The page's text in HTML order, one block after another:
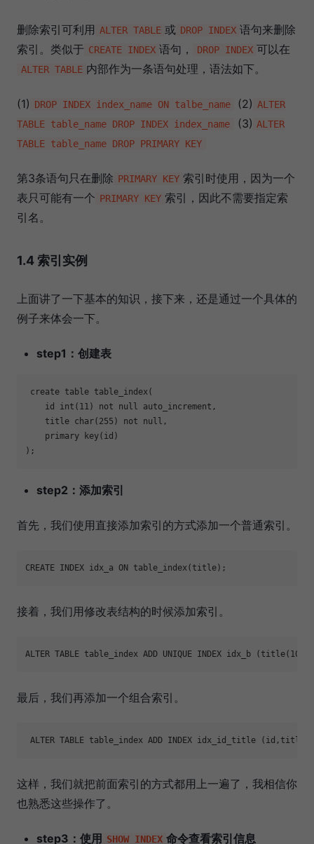
删除索引可利用 ALTER TABLE 或 DROP INDEX 语句来删除
索引。类似于 CREATE INDEX 语句， DROP INDEX 可以在
ALTER TABLE 内部作为一条语句处理，语法如下。
(1) DROP INDEX index_name ON talbe_name (2) ALTER
TABLE table_name DROP INDEX index_name
(3) ALTER
TABLE table_name DROP PRIMARY KEY
第3条语句只在删除 PRIMARY KEY 索引时使用，因为一个
表只可能有一个 PRIMARY KEY 索引，因此不需要指定索
引名。
1.4 索引实例
上面讲了一下基本的知识，接下来，还是通过一个具体的
例子来体会一下。
step1：创建表
create table table_index(
    id int(11) not null auto_increment,
    title char(255) not null,
    primary key(id)
step2：添加索引
首先，我们使用直接添加索引的方式添加一个普通索引。
接着，我们用修改表结构的时候添加索引。
最后，我们再添加一个组合索引。
这样，我们就把前面索引的方式都用上一遍了，我相信你
也熟悉这些操作了。
step3：使用 SHOW INDEX 命令查看索引信息